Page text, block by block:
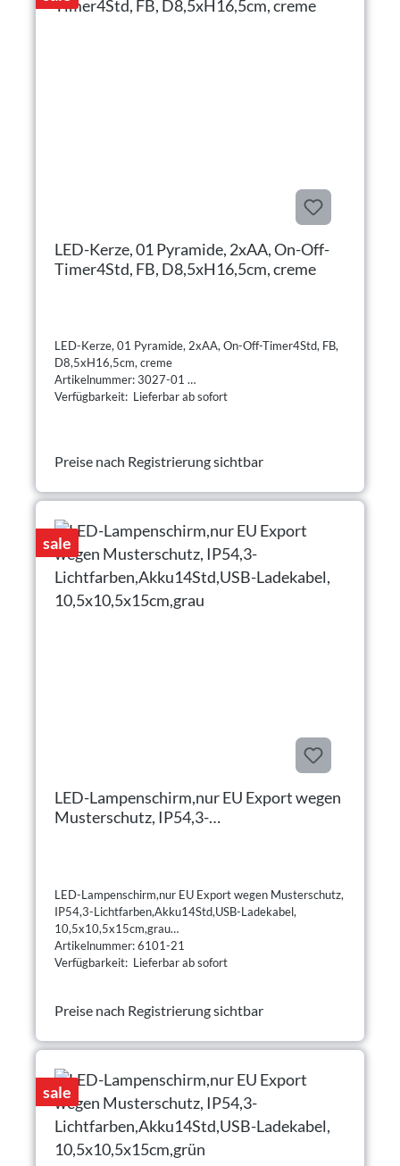
LED-Kerze, 01 Pyramide, 2xAA, On-Off-
Timer4Std, FB, D8,5xH16,5cm, creme
LED-Kerze, 01 Pyramide, 2xAA, On-Off-Timer4Std, FB,
D8,5xH16,5cm, creme
Artikelnummer: 3027-01
Verfügbarkeit: Lieferbar ab sofort
Preise nach Registrierung sichtbar
sale
LED-Lampenschirm,nur EU Export wegen
Musterschutz, IP54,3-
LED-Lampenschirm,nur EU Export wegen Musterschutz,
IP54,3-Lichtfarben,Akku14Std,USB-Ladekabel,
10,5x10,5x15cm,grau
Artikelnummer: 6101-21
Verfügbarkeit: Lieferbar ab sofort
Preise nach Registrierung sichtbar
sale